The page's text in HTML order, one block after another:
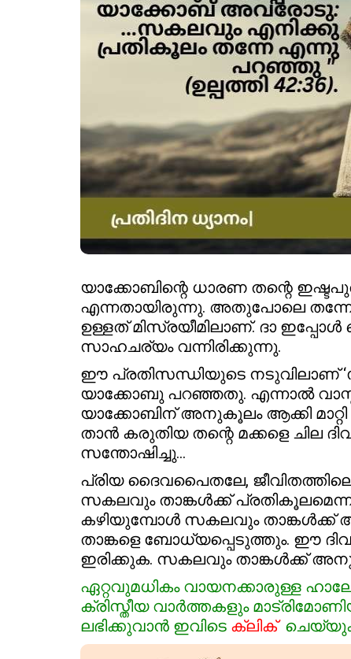
യാക്കോബിന്റെ ധാരണ തന്റെ
എന്നതായിരുന്നു. അതുപോലെ
ഉള്ളത് മിസ്രയീമിലാണ്. ദാ
സാഹചര്യം വന്നിരിക്കുന്നു.
ഈ പ്രതിസന്ധിയുടെ നടുവിലാണ്
യാക്കോബു പറഞ്ഞതു. എന്നാൽ
യാക്കോബിന് അനുകൂലം ആക്കി മാറ്റി
താൻ കരുതിയ തന്റെ മക്കളെ ചില
സന്തോഷിച്ചു…
പ്രിയ ദൈവപൈതലേ,
സകലവും താങ്കൾക്ക് പ്രതികൂലമെന്ന്
കഴിയുമ്പോൾ സകലവും
താങ്കളെ ബോധ്യപ്പെടുത്തും. ഈ
ഇരിക്കുക. സകലവും താങ്കൾക്ക്
ഏറ്റവുമധികം വായനക്കാരുള്ള
ക്രിസ്തീയ വാർത്തകളും
ലഭിക്കുവാൻ ഇവിടെ ക്ലിക്ചെയ്യുക.